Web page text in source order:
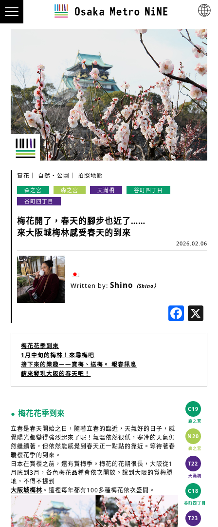
賞花 自然・公園
拍照地點
森之宮
森之宮 天滿橋
谷町四丁目
谷町四丁目
梅花開了，春天的腳步也近了……
來大阪城梅林感受春天的到來
2026.02.06
Written by: Shino （Shino）
梅花花季到來
1月中旬的梅林！來尋梅吧
接下來的樂趣——賞梅、送梅。 報春訊息
請來發現大阪的春天吧！
● 梅花花季到來
立春是春天開始之日，隨著立春的臨近，天氣好的日子，感
覺陽光都變得強烈起來了呢！氣溫依然很低，寒冷的天氣仍
然繼續著，但依然能感覺到春天正一點點的靠近。等待著春
暖櫻花季的到來。
日本在賞櫻之前，還有賞梅季。梅花的花期很長，大阪從1
月底到3月，各色梅花品種會依次開放。說到大阪的賞梅勝
地，不得不提到
大阪城梅林 。這裡每年都有100多種梅花依次盛開。
C19
森之宮
N20
森之宮
T22
天滿橋
C18
谷町四丁目
T23